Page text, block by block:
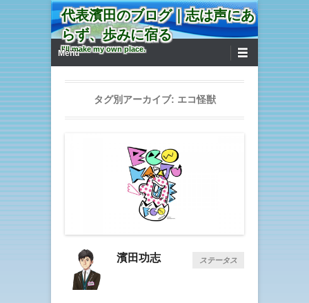
代表濱田のブログ｜志は声にあ
らず、歩みに宿る
I'll make my own place.
第1メニュー
コンテンツへ移動
Menu
タグ別アーカイブ: エコ怪獣
濱田功志 ステータス